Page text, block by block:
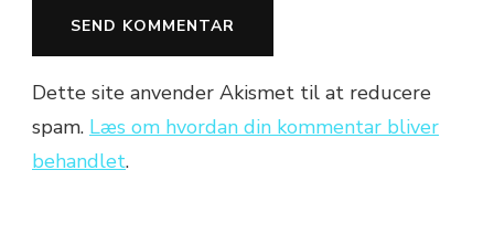
Dette site anvender Akismet til at reducere
spam. Læs om hvordan din kommentar bliver
behandlet.